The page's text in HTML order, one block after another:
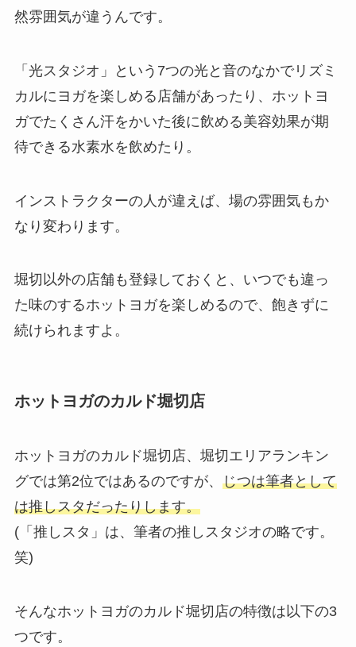
然雰囲気が違うんです。
「光スタジオ」
という7つの光と音のなかでリズミ
カルにヨガを楽しめる店舗があったり、ホットヨ
ガでたくさん汗をかいた後に飲める美容効果が期
待できる水素水を飲めたり。
インストラクターの人が違えば、場の雰囲気もか
なり変わります。
堀切以外の店舗も登録しておくと、いつでも違っ
た味のするホットヨガを楽しめるので、飽きずに
続けられますよ。
ホットヨガのカルド堀切店
ホットヨガのカルド堀切店、堀切エリアランキン
グでは第2位ではあるのですが、 じつは筆者として
は推しスタだったりします。
(「推しスタ」は、筆者の推しスタジオの略です。
笑)
そんなホットヨガのカルド堀切店の特徴は以下の3
つです。